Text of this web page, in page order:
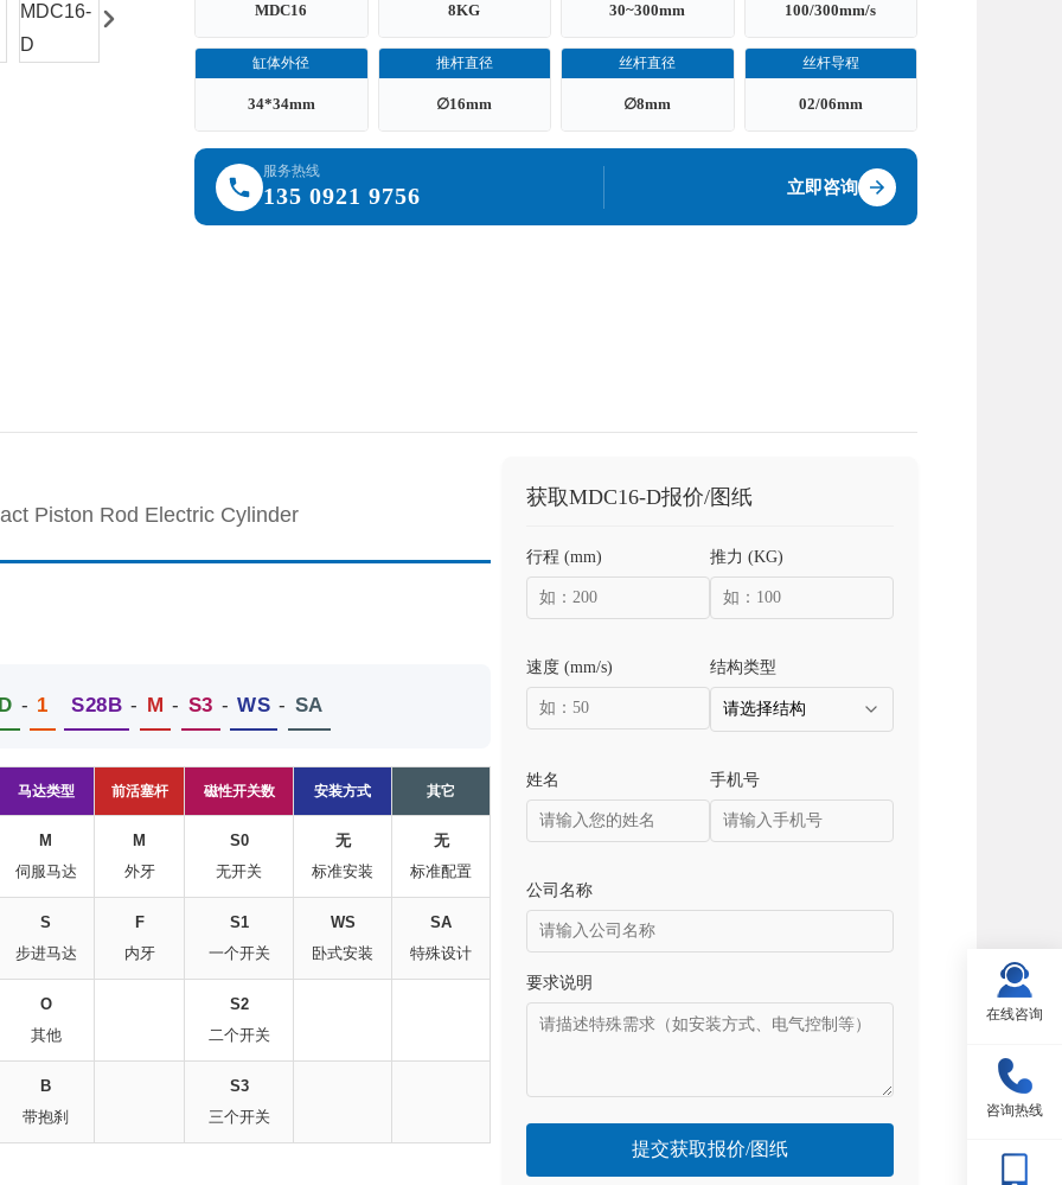
MDC16 8KG 30~300mm 100/300mm/s
缸体外径
34*34mm
推杆直径
∅16mm
丝杆直径
∅8mm
丝杆导程
02/06mm
服务热线
135 0921 9756 立即咨询
Piston Rod Electric Cylinder
- 1 S28B - M - S3 - WS - SA
马达类型 前活塞杆 磁性开关数 安装方式 其它
M
伺服马达
M
外牙
S0
无开关
无
标准安装
无
标准配置
S
步进马达
F
内牙
S1
一个开关
WS
卧式安装
SA
特殊设计
O
其他
S2
二个开关
B
带抱刹
S3
三个开关
获取MDC16-D报价/图纸
行程 (mm) 推力 (KG)
速度 (mm/s) 结构类型
姓名 手机号
公司名称
要求说明
提交获取报价/图纸
在线咨询
咨询热线